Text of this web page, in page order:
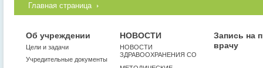
Главная страница
Об учреждении
Цели и задачи
Учредительные документы
НОВОСТИ
НОВОСТИ
ЗДРАВООХРАНЕНИЯ СО
Запись на
врачу